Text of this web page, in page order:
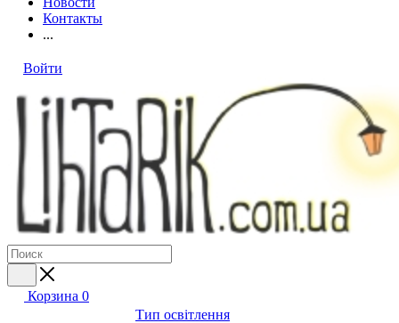
Контакты
...
Войти
Корзина 0
Тип освітлення